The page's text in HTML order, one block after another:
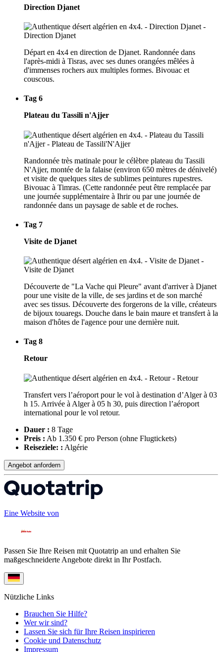
Direction Djanet
Départ en 4x4 en direction de Djanet. Randonnée dans
l'après-midi à Tisras, avec ses dunes orangées mêlées à
d'immenses rochers aux multiples formes. Bivouac et
couscous.
Tag 6
Plateau du Tassili n'Ajjer
Randonnée très matinale pour le célèbre plateau du Tassili
N'Ajjer, montée de la falaise (environ 650 mètres de dénivelé)
et visite de quelques sites de sublimes peintures rupestres.
Bivouac à Timras. (Cette randonnée peut être remplacée par
une journée supplémentaire à Ihrir ou par une journée de
randonnée dans un paysage de sable et de roches.
Tag 7
Visite de Djanet
Découverte de "La Vache qui Pleure" avant d'arriver à Djanet
pour une visite de la ville, de ses jardins et de son marché
avec ses tissus. Découverte des forgerons de la ville, créateurs
de bijoux touaregs. Douche dans le bain maure et transfert à la
maison d'hôtes de l'agence pour une dernière nuit.
Tag 8
Retour
Transfert vers l’aéroport pour le vol à destination d’Alger à 03
h 15. Arrivée à Alger à 05 h 30, puis direction l’aéroport
international pour le vol retour.
Dauer : 8 Tage
Preis : Ab 1.350 € pro Person (ohne Flugtickets)
Reiseziele: : Algérie
Angebot anfordern
Eine Website von
Passen Sie Ihre Reisen mit Quotatrip an und erhalten Sie
maßgeschneiderte Angebote direkt in Ihr Postfach.
Nützliche Links
Brauchen Sie Hilfe?
Wer wir sind?
Lassen Sie sich für Ihre Reisen inspirieren
Cookie und Datenschutz
Impressum